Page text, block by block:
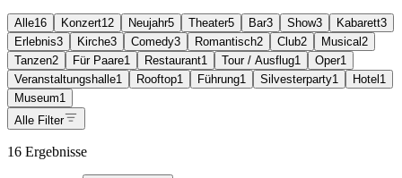
Alle16 Konzert12 Neujahr5 Theater5 Bar3 Show3 Kabarett3
Erlebnis3 Kirche3 Comedy3 Romantisch2 Club2 Musical2
Tanzen2 Für Paare1 Restaurant1 Tour / Ausflug1 Oper1
Veranstaltungshalle1 Rooftop1 Führung1 Silvesterparty1 Hotel 1
Museum1
Alle Filter
16 Ergebnisse